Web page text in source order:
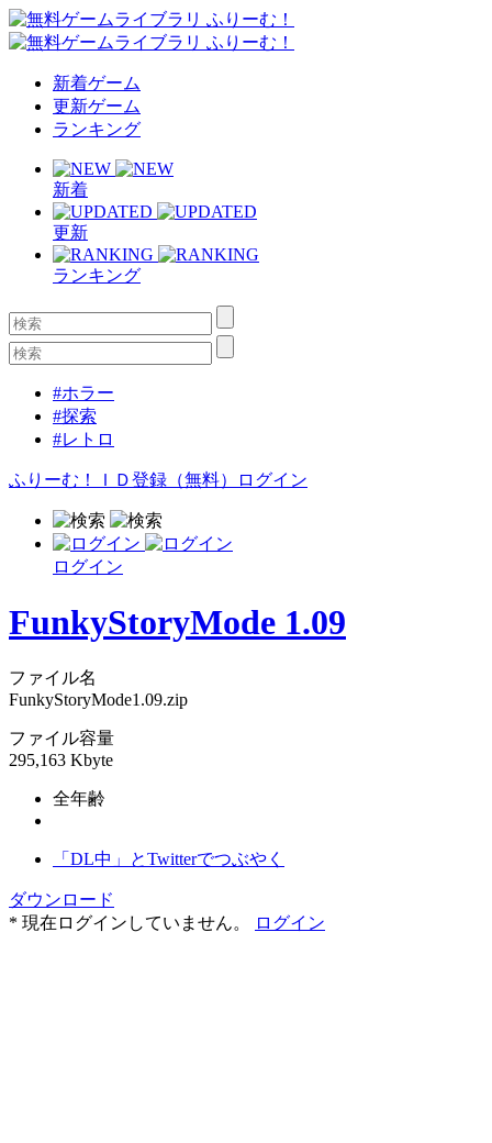
新着ゲーム
更新ゲーム
ランキング
新着
更新
ランキング
#ホラー
#探索
#レトロ
ふりーむ！ＩＤ登録（無料） ログイン
ログイン
FunkyStoryMode 1.09
ファイル名
FunkyStoryMode1.09.zip
ファイル容量
295,163 Kbyte
全年齢
「DL中」とTwitterでつぶやく
ダウンロード
* 現在ログインしていません。
ログイン